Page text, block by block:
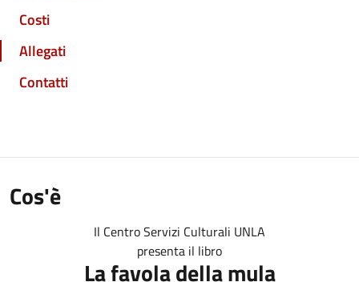
Costi
Allegati
Contatti
Cos'è
Il Centro Servizi Culturali UNLA
presenta il libro
La favola della mula